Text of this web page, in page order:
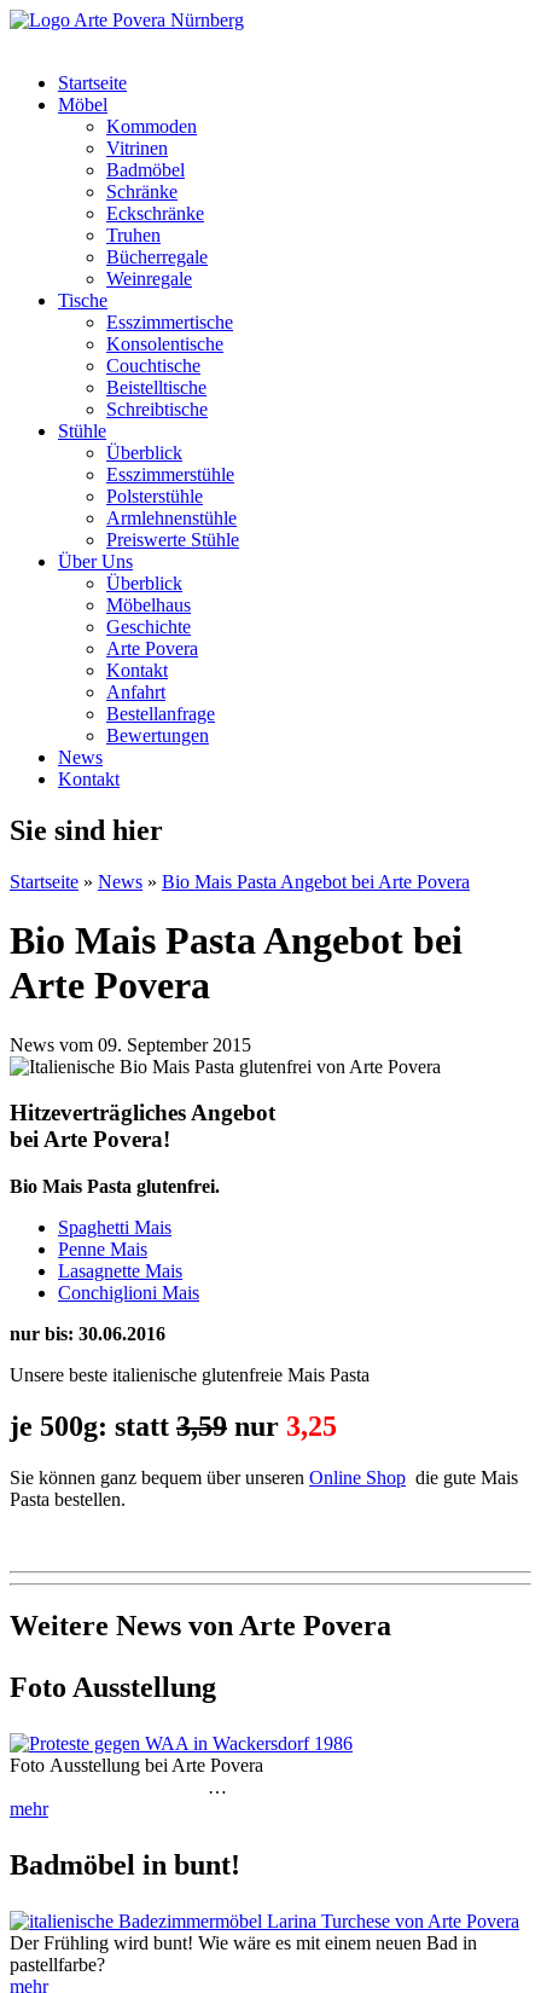
Startseite
Möbel
Kommoden
Vitrinen
Badmöbel
Schränke
Eckschränke
Truhen
Bücherregale
Weinregale
Tische
Esszimmertische
Konsolentische
Couchtische
Beistelltische
Schreibtische
Stühle
Überblick
Esszimmerstühle
Polsterstühle
Armlehnenstühle
Preiswerte Stühle
Über Uns
Überblick
Möbelhaus
Geschichte
Arte Povera
Kontakt
Anfahrt
Bestellanfrage
Bewertungen
News
Kontakt
Sie sind hier
Startseite » News » Bio Mais Pasta Angebot bei Arte Povera
Bio Mais Pasta Angebot bei
Arte Povera
News vom 09. September 2015
Hitzeverträgliches Angebot
bei Arte Povera!
Bio Mais Pasta glutenfrei.
Spaghetti Mais
Penne Mais
Lasagnette Mais
Conchiglioni Mais
nur bis: 30.06.2016
Unsere beste italienische glutenfreie Mais Pasta
je 500g: statt 3,59 nur 3,25
Sie können ganz bequem über unseren Online Shop die gute Mais
Pasta bestellen.
Weitere News von Arte Povera
Foto Ausstellung
Foto Ausstellung bei Arte Povera
…
mehr
Badmöbel in bunt!
Der Frühling wird bunt! Wie wäre es mit einem neuen Bad in
pastellfarbe?
mehr